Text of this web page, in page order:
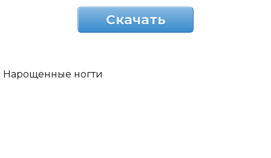
Скачать
Нарощенные ногти